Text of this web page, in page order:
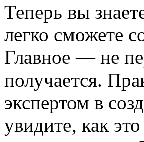
Теперь вы
легко сможете
Главное — не
получается.
экспертом в
увидите, как